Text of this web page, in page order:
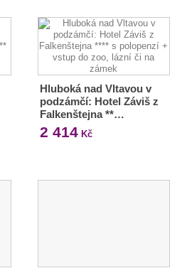
Hluboká nad Vltavou v
podzámčí: Hotel Záviš z
Falkenštejna **…
2 414Kč